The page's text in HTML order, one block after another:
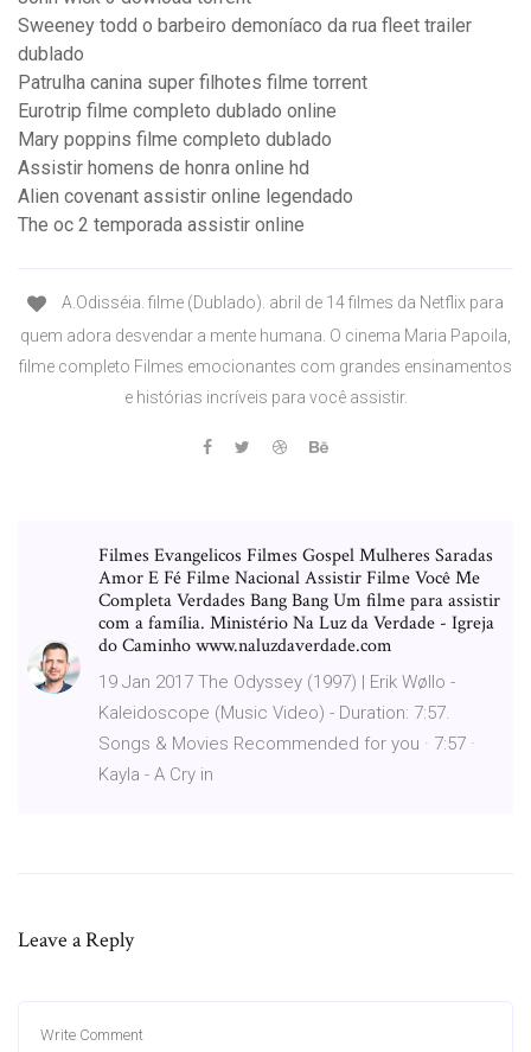
Sweeney todd o barbeiro demoníaco da rua fleet trailer
dublado
Patrulha canina super filhotes filme torrent
Eurotrip filme completo dublado online
Mary poppins filme completo dublado
Assistir homens de honra online hd
Alien covenant assistir online legendado
The oc 2 temporada assistir online
A.Odisséia. filme (Dublado). abril de 14 filmes da Netflix para
quem adora desvendar a mente humana. O cinema Maria Papoila,
filme completo Filmes emocionantes com grandes ensinamentos
e histórias incríveis para você assistir.
Filmes Evangelicos Filmes Gospel Mulheres Saradas
Amor E Fé Filme Nacional Assistir Filme Você Me
Completa Verdades Bang Bang Um filme para assistir
com a família. Ministério Na Luz da Verdade - Igreja
do Caminho www.naluzdaverdade.com
19 Jan 2017 The Odyssey (1997) | Erik Wøllo -
Kaleidoscope (Music Video) - Duration: 7:57.
Songs & Movies Recommended for you · 7:57 ·
Kayla - A Cry in
Leave a Reply